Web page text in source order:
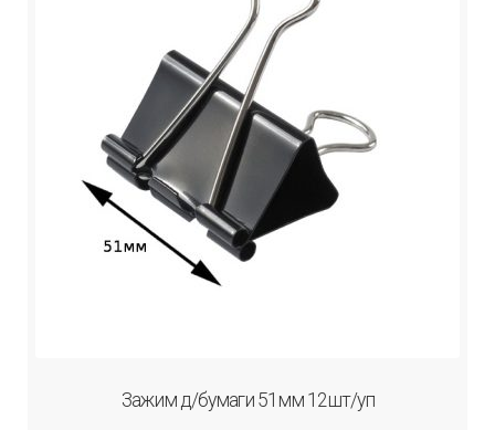
Зажим д/бумаги 51мм 12шт/уп